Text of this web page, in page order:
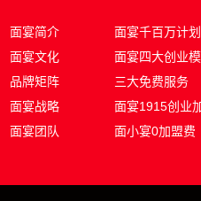
面宴简介
面宴文化
品牌矩阵
面宴战略
面宴团队
面宴千百万计划
面宴四大创业
三大免费服务
面宴1915创业
面小宴0加盟费